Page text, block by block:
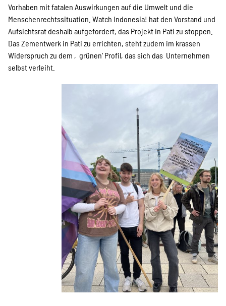
Vorhaben mit fatalen Auswirkungen auf die Umwelt und die
Menschenrechtssituation. Watch Indonesia! hat den Vorstand und
Aufsichtsrat deshalb aufgefordert, das Projekt in Pati zu stoppen.
Das Zementwerk in Pati zu errichten, steht zudem im krassen
Widerspruch zu dem ‚grünen‘ Profil, das sich das Unternehmen
selbst verleiht.